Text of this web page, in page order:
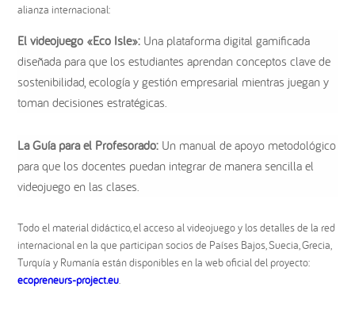
alianza internacional:
El videojuego «Eco Isle»: Una plataforma digital gamificada
diseñada para que los estudiantes aprendan conceptos clave de
sostenibilidad, ecología y gestión empresarial mientras juegan y
toman decisiones estratégicas.
La Guía para el Profesorado: Un manual de apoyo metodológico
para que los docentes puedan integrar de manera sencilla el
videojuego en las clases.
Todo el material didáctico, el acceso al videojuego y los detalles de la red
internacional en la que participan socios de Países Bajos, Suecia, Grecia,
Turquía y Rumanía están disponibles en la web oficial del proyecto:
ecopreneurs-project.eu